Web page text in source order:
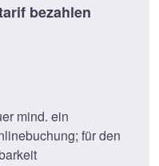
bezahlen
mind. ein
für den